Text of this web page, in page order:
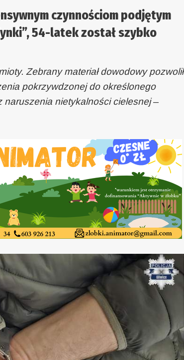
czynnościom podjętym
54-latek został szybko
Zebrany materiał dowodowy pozwolił
pokrzywdzonej do określonego
nietykalności cielesnej–